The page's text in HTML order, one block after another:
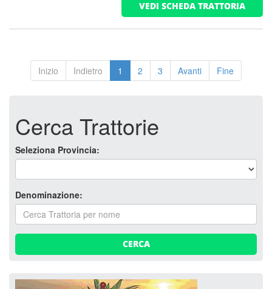
VEDI SCHEDA TRATTORIA
Inizio Indietro 1 2 3 Avanti Fine
Cerca Trattorie
Seleziona Provincia:
Denominazione:
CERCA